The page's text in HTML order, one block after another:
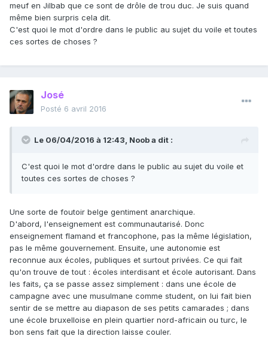
meuf en Jilbab que ce sont de drôle de trou duc. Je suis quand
même bien surpris cela dit.
C'est quoi le mot d'ordre dans le public au sujet du voile et toutes
ces sortes de choses ?
José
Posté 6 avril 2016
Le 06/04/2016 à 12:43, Noob a dit :
C'est quoi le mot d'ordre dans le public au sujet du voile et
toutes ces sortes de choses ?
Une sorte de foutoir belge gentiment anarchique.
D'abord, l'enseignement est communautarisé. Donc
enseignement flamand et francophone, pas la même législation,
pas le même gouvernement. Ensuite, une autonomie est
reconnue aux écoles, publiques et surtout privées. Ce qui fait
qu'on trouve de tout : écoles interdisant et école autorisant. Dans
les faits, ça se passe assez simplement : dans une école de
campagne avec une musulmane comme student, on lui fait bien
sentir de se mettre au diapason de ses petits camarades ; dans
une école bruxelloise en plein quartier nord-africain ou turc, le
bon sens fait que la direction laisse couler.